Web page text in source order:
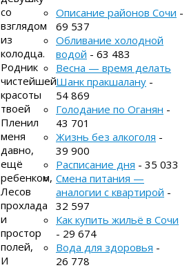
со
взглядом
из
колодца.
Родник
чистейшей
красоты
твоей
Пленил
меня
давно,
ещё
ребенком,
Лесов
прохлада
и
простор
полей,
И
Описание районов Сочи -
69 537
Обливание холодной
водой - 63 483
Весна — время делать
Шанк пракшалану -
54 869
Голодание по Оганян -
43 701
Жизнь без алкоголя -
39 900
Расписание дня - 35 033
Смена питания —
аналогии с квартирой -
32 597
Как купить жильё в Сочи
- 29 674
Вода для здоровья -
26 778